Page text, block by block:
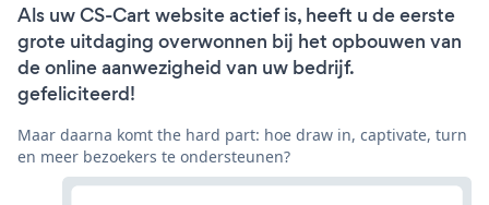
Als uw CS-Cart website actief is, heeft u de eerste
grote uitdaging overwonnen bij het opbouwen van
de online aanwezigheid van uw bedrijf.
gefeliciteerd!
Maar daarna komt the hard part: hoe draw in, captivate, turn
en meer bezoekers te ondersteunen?